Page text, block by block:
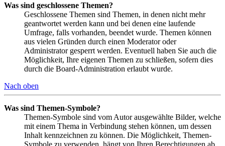
Was sind geschlossene Themen?
Geschlossene Themen sind Themen, in denen nicht mehr
geantwortet werden kann und bei denen eine laufende
Umfrage, falls vorhanden, beendet wurde. Themen können
aus vielen Gründen durch einen Moderator oder
Administrator gesperrt werden. Eventuell haben Sie auch die
Möglichkeit, Ihre eigenen Themen zu schließen, sofern dies
durch die Board-Administration erlaubt wurde.
Nach oben
Was sind Themen-Symbole?
Themen-Symbole sind vom Autor ausgewählte Bilder, welche
mit einem Thema in Verbindung stehen können, um dessen
Inhalt kennzeichnen zu können. Die Möglichkeit, Themen-
Symbole zu verwenden, hängt von Ihren Berechtigungen ab,